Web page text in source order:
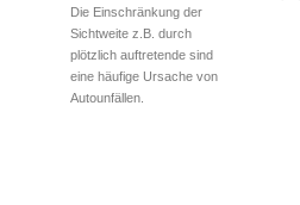
Die Einschränkung der
Sichtweite z.B. durch
plötzlich auftretende sind
eine häufige Ursache von
Autounfällen.